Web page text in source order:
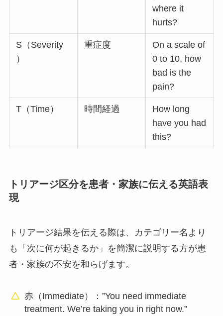
where it
hurts?
S（Severity
）
重症度
On a scale of
0 to 10, how
bad is the
pain?
T（Time） 時間経過
How long
have you had
this?
トリアージ区分を患者・家族に伝える英語表
現
トリアージ結果を伝える際は、カテゴリー名より
も「次に何が起きるか」を簡潔に説明する方が患
者・家族の不安を和らげます。
赤（Immediate）：”You need immediate
treatment. We’re taking you in right now.”